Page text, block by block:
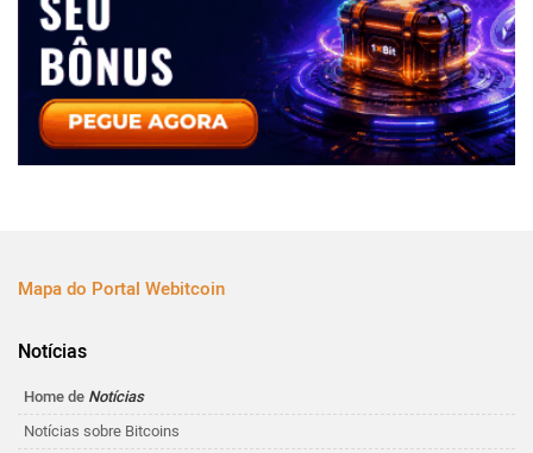
Mapa do Portal Webitcoin
Notícias
Home de Notícias
Notícias sobre Bitcoins